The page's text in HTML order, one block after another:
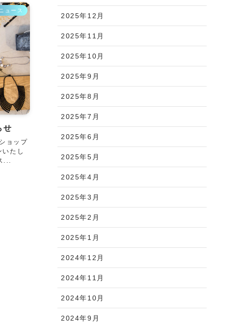
ニュース
せ
ョップ
たし
...
2025年12月
2025年11月
2025年10月
2025年9月
2025年8月
2025年7月
2025年6月
2025年5月
2025年4月
2025年3月
2025年2月
2025年1月
2024年12月
2024年11月
2024年10月
2024年9月